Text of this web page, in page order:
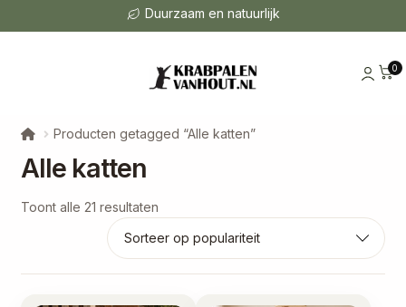
Ontworpen met liefde voor katten
0
Producten getagged “Alle katten”
Alle katten
Toont alle 21 resultatenGesorteerd
populariteit